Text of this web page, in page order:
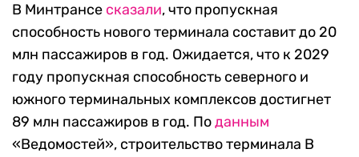
В Минтрансе сказали, что пропускная
способность нового терминала составит до 20
млн пассажиров в год. Ожидается, что к 2029
году пропускная способность северного и
южного терминальных комплексов достигнет
89 млн пассажиров в год. Поданным
«Ведомостей», строительство терминала В